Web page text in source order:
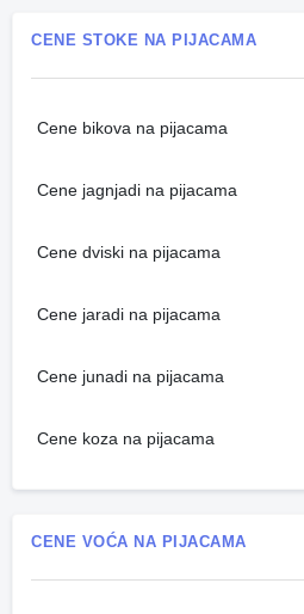
CENE STOKE NA PIJACAMA
Cene bikova na pijacama
Cene jagnjadi na pijacama
Cene dviski na pijacama
Cene jaradi na pijacama
Cene junadi na pijacama
Cene koza na pijacama
CENE VOĆA NA PIJACAMA